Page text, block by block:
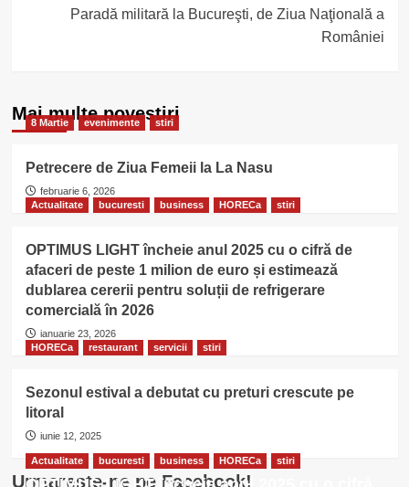
Paradă militară la Bucureşti, de Ziua Naţională a
României
Mai multe povestiri
8 Martie evenimente stiri
Petrecere de Ziua Femeii la La Nasu
februarie 6, 2026
Actualitate
bucuresti business HORECa stiri
OPTIMUS LIGHT încheie anul 2025 cu o cifră de
afaceri de peste 1 milion de euro și estimează
dublarea cererii pentru soluții de refrigerare
comercială în 2026
ianuarie 23, 2026
HORECa
restaurant servicii stiri
Sezonul estival a debutat cu preturi crescute pe
litoral
iunie 12, 2025
Urmareste-ne pe Facebook!
Actualitate bucuresti business HORECa stiri